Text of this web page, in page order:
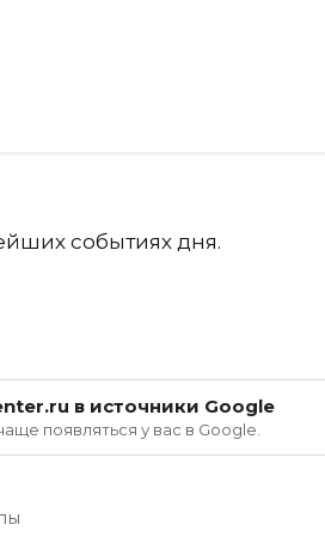
событиях дня.
в источники Google
появляться у вас в Google.